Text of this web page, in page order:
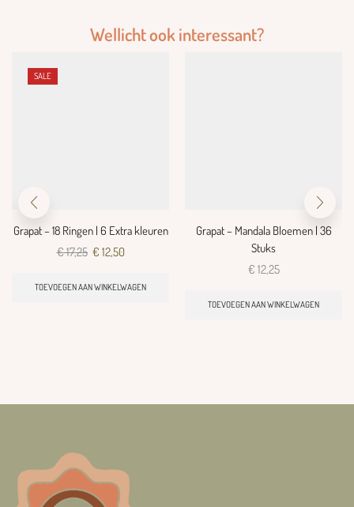
Wellicht ook interessant?
SALE
Grapat – 18 Ringen | 6 Extra kleuren
€17,25 € 12,50
TOEVOEGEN AAN WINKELWAGEN
Grapat – Mandala Bloemen | 36
Stuks
€ 12,25
TOEVOEGEN AAN WINKELWAGEN